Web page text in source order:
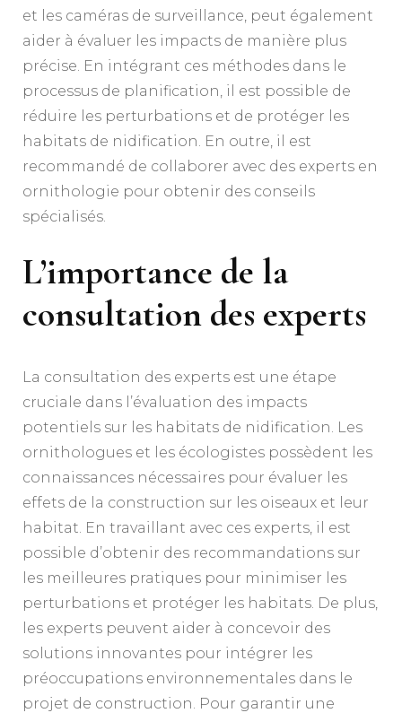
et les caméras de surveillance, peut également
aider à évaluer les impacts de manière plus
précise. En intégrant ces méthodes dans le
processus de planification, il est possible de
réduire les perturbations et de protéger les
habitats de nidification. En outre, il est
recommandé de collaborer avec des experts en
ornithologie pour obtenir des conseils
spécialisés.
L’importance de la
consultation des experts
La consultation des experts est une étape
cruciale dans l’évaluation des impacts
potentiels sur les habitats de nidification. Les
ornithologues et les écologistes possèdent les
connaissances nécessaires pour évaluer les
effets de la construction sur les oiseaux et leur
habitat. En travaillant avec ces experts, il est
possible d’obtenir des recommandations sur
les meilleures pratiques pour minimiser les
perturbations et protéger les habitats. De plus,
les experts peuvent aider à concevoir des
solutions innovantes pour intégrer les
préoccupations environnementales dans le
projet de construction. Pour garantir une